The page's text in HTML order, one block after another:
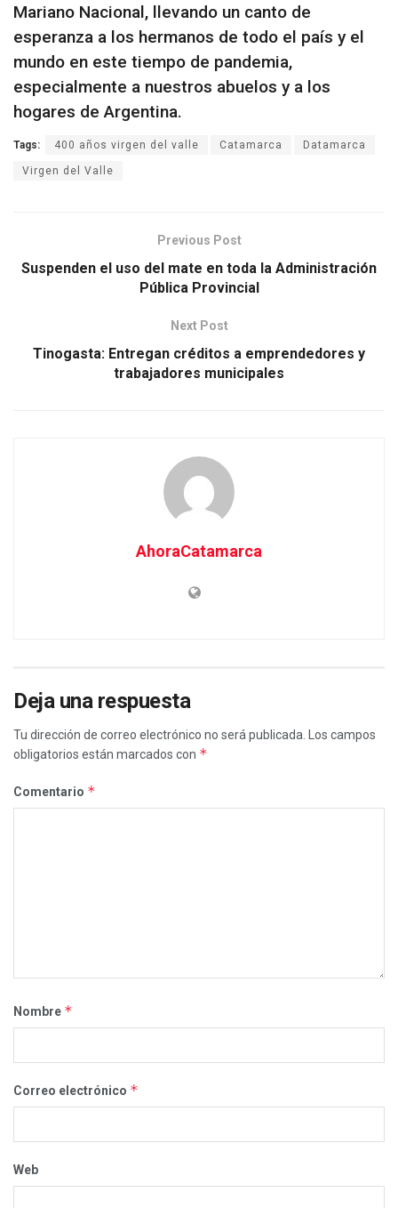
Mariano Nacional, llevando un canto de
esperanza a los hermanos de todo el país y el
mundo en este tiempo de pandemia,
especialmente a nuestros abuelos y a los
hogares de Argentina.
Tags: 400 años virgen del valle Catamarca Datamarca
Virgen del Valle
Previous Post
Suspenden el uso del mate en toda la Administración
Pública Provincial
Next Post
Tinogasta: Entregan créditos a emprendedores y
trabajadores municipales
AhoraCatamarca
Deja una respuesta
Tu dirección de correo electrónico no será publicada. Los campos
obligatorios están marcados con *
Comentario *
Nombre *
Correo electrónico *
Web